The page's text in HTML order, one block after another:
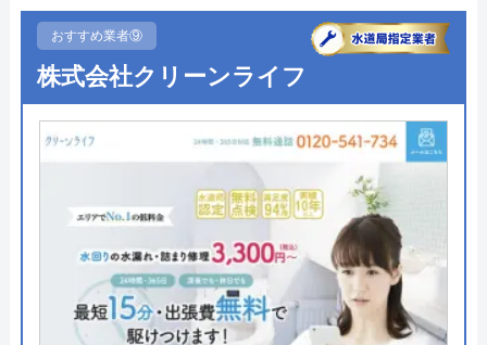
●定休日
●出張見積もり 出張見積もり無料
●支払い方法 現金、クレジットカード
●累計実績 修理実績119万件
詳細は公式HPでご確認ください
水110番がおすすめの理由
おすすめ業者⑨
株式会社クリーンライフ